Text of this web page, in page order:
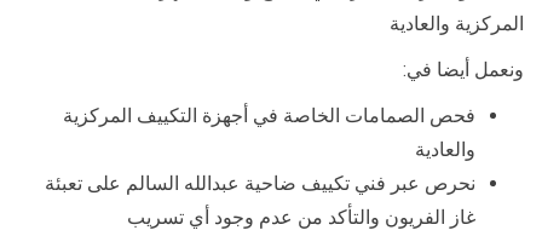
المركزية والعادية
ونعمل أيضا في:
فحص الصمامات الخاصة في أجهزة التكييف المركزية
والعادية
نحرص عبر فني تكييف ضاحية عبدالله السالم على تعبئة
غاز الفريون والتأكد من عدم وجود أي تسريب